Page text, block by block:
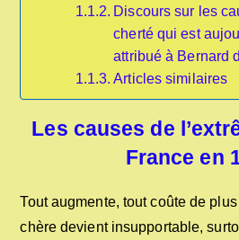
Discours sur les
cherté qui est
attribué à Bernard
Articles similaires
Les causes de
France en
Tout augmente, tout coûte de
chère devient insupportable,